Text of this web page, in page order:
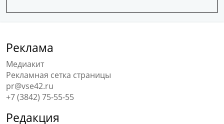
Реклама
Медиакит
Рекламная сетка страницы
pr@vse42.ru
+7 (3842) 75-55-55
Редакция